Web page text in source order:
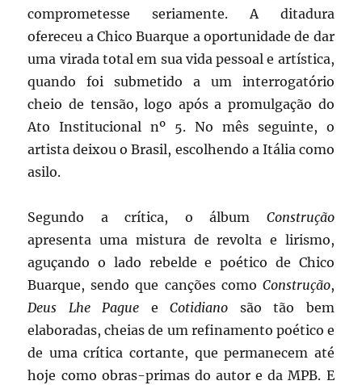
comprometesse seriamente. A ditadura
ofereceu a Chico Buarque a oportunidade de dar
uma virada total em sua vida pessoal e artística,
quando foi submetido a um interrogatório
cheio de tensão, logo após a promulgação do
Ato Institucional nº 5. No mês seguinte, o
artista deixou o Brasil, escolhendo a Itália como
asilo.
Segundo a crítica, o álbum Construção
apresenta uma mistura de revolta e lirismo,
aguçando o lado rebelde e poético de Chico
Buarque, sendo que canções como Construção,
Deus Lhe Pague eCotidiano são tão bem
elaboradas, cheias de um refinamento poético e
de uma crítica cortante, que permanecem até
hoje como obras-primas do autor e da MPB. E